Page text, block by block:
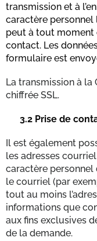
transmission et à
caractère personnel
peut à tout moment
contact. Les
formulaire est
La transmission à la
chiffrée SSL.
3.2 Prise de
Il est également
les adresses
caractère personnel
le courriel (par
tout au moins
informations que
aux fins exclusives
de la demande.